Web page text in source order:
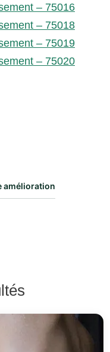
– 75016
– 75018
– 75019
– 75020
amélioration